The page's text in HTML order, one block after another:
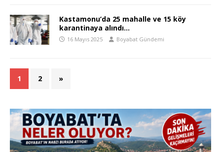
Kastamonu’da 25 mahalle ve 15 köy
karantinaya alındı…
16 Mayıs 2025 Boyabat Gündemi
1 2 »